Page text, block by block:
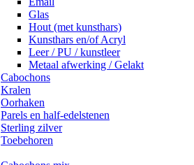
Glas
Hout (met kunsthars)
Kunsthars en/of Acryl
Leer / PU / kunstleer
Metaal afwerking / Gelakt
Cabochons
Kralen
Oorhaken
Parels en half-edelstenen
Sterling zilver
Toebehoren